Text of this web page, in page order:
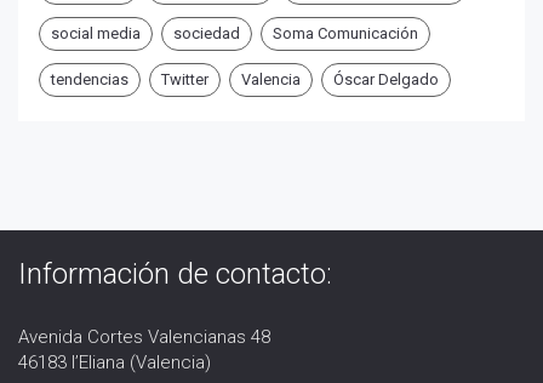
social media sociedad Soma Comunicación
tendencias Twitter Valencia Óscar Delgado
Información de contacto:
Avenida Cortes Valencianas 48
46183 l’Eliana (Valencia)